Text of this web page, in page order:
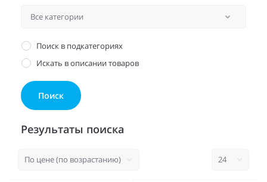
Поиск в подкатегориях
Искать в описании товаров
Результаты поиска